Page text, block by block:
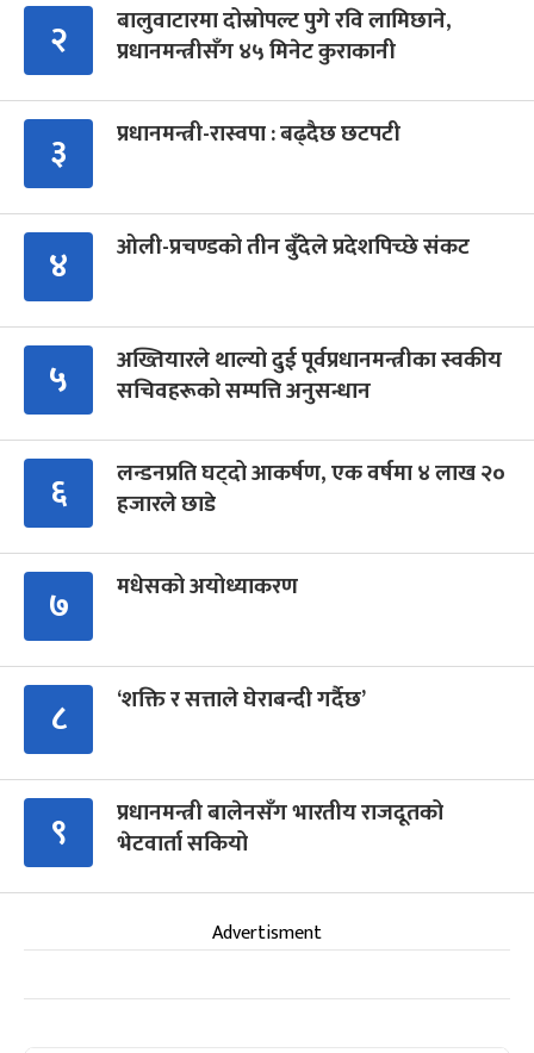
२
बालुवाटारमा दोस्रोपल्ट पुगे रवि लामिछाने,
प्रधानमन्त्रीसँग ४५ मिनेट कुराकानी
३ प्रधानमन्त्री-रास्वपा : बढ्दैछ छटपटी
४ ओली-प्रचण्डको तीन बुँदेले प्रदेशपिच्छे संकट
५
अख्तियारले थाल्यो दुई पूर्वप्रधानमन्त्रीका स्वकीय
सचिवहरूको सम्पत्ति अनुसन्धान
६
लन्डनप्रति घट्दो आकर्षण, एक वर्षमा ४ लाख २०
हजारले छाडे
७ मधेसको अयोध्याकरण
८ ‘शक्ति र सत्ताले घेराबन्दी गर्दैछ’
९
प्रधानमन्त्री बालेनसँग भारतीय राजदूतको
भेटवार्ता सकियो
Advertisment